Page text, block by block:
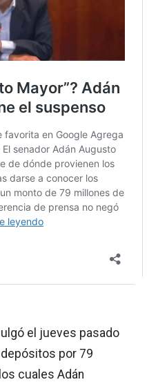
el jueves pasado
por 79
cuales Adán